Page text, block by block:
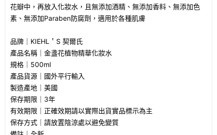
花瓣中，再放入化妝水，且無添加酒精、無添加香料、無添加色
素、無添加Paraben防腐劑，適用於各種肌膚
品牌｜KIEHL＇S 契爾氏
產品名稱｜金盞花植物精華化妝水
規格｜500ml
產品貨源｜國外平行輸入
製造產地｜美國
保存期限｜3年
有效期限｜正確效期請以實際出貨實品標示為主
保存方式｜請放置陰涼處以避免變質